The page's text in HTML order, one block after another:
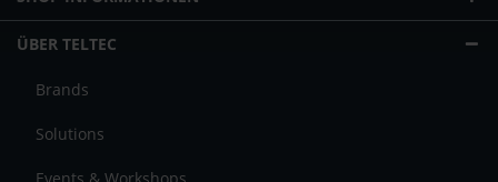
ÜBER TELTEC
Brands
Solutions